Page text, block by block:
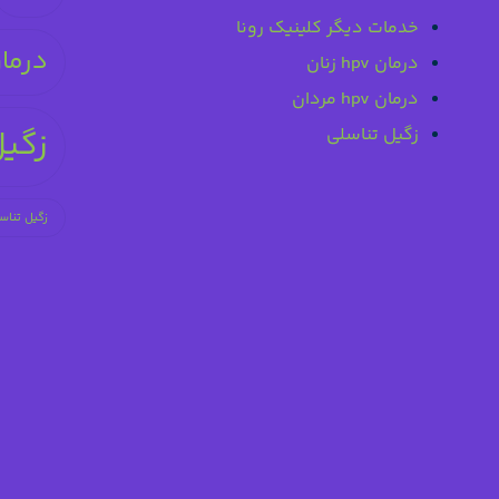
خدمات دیگر کلینیک رونا
درمان hpv زنان
درمان hpv مردان
زگیل تناسلی
زگیل